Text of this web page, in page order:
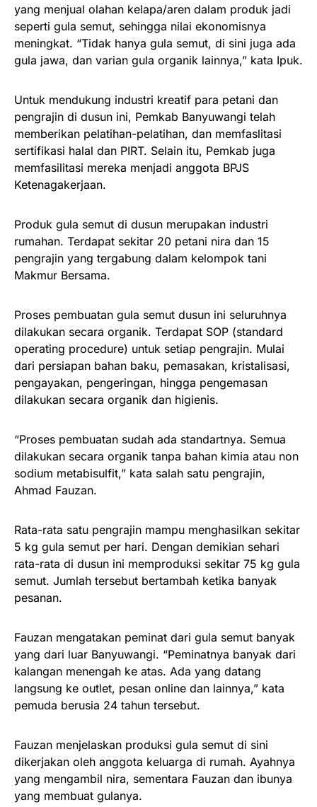
yang menjual olahan kelapa/aren dalam produk jadi
seperti gula semut, sehingga nilai ekonomisnya
meningkat. “Tidak hanya gula semut, di sini juga ada
gula jawa, dan varian gula organik lainnya,” kata Ipuk.
Untuk mendukung industri kreatif para petani dan
pengrajin di dusun ini, Pemkab Banyuwangi telah
memberikan pelatihan-pelatihan, dan memfaslitasi
sertifikasi halal dan PIRT. Selain itu, Pemkab juga
memfasilitasi mereka menjadi anggota BPJS
Ketenagakerjaan.
Produk gula semut di dusun merupakan industri
rumahan. Terdapat sekitar 20 petani nira dan 15
pengrajin yang tergabung dalam kelompok tani
Makmur Bersama.
Proses pembuatan gula semut dusun ini seluruhnya
dilakukan secara organik. Terdapat SOP (standard
operating procedure) untuk setiap pengrajin. Mulai
dari persiapan bahan baku, pemasakan, kristalisasi,
pengayakan, pengeringan, hingga pengemasan
dilakukan secara organik dan higienis.
“Proses pembuatan sudah ada standartnya. Semua
dilakukan secara organik tanpa bahan kimia atau non
sodium metabisulfit,” kata salah satu pengrajin,
Ahmad Fauzan.
Rata-rata satu pengrajin mampu menghasilkan sekitar
5 kg gula semut per hari. Dengan demikian sehari
rata-rata di dusun ini memproduksi sekitar 75 kg gula
semut. Jumlah tersebut bertambah ketika banyak
pesanan.
Fauzan mengatakan peminat dari gula semut banyak
yang dari luar Banyuwangi. “Peminatnya banyak dari
kalangan menengah ke atas. Ada yang datang
langsung ke outlet, pesan online dan lainnya,” kata
pemuda berusia 24 tahun tersebut.
Fauzan menjelaskan produksi gula semut di sini
dikerjakan oleh anggota keluarga di rumah. Ayahnya
yang mengambil nira, sementara Fauzan dan ibunya
yang membuat gulanya.